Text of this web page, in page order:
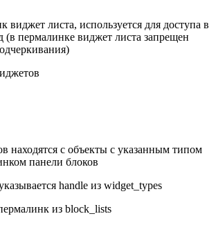
виджет листа, используется для доступа в
(в пермалинке виджет листа запрещен
находятся с объекты с указанным типом
панели блоков
handle из widget_types
из block_lists